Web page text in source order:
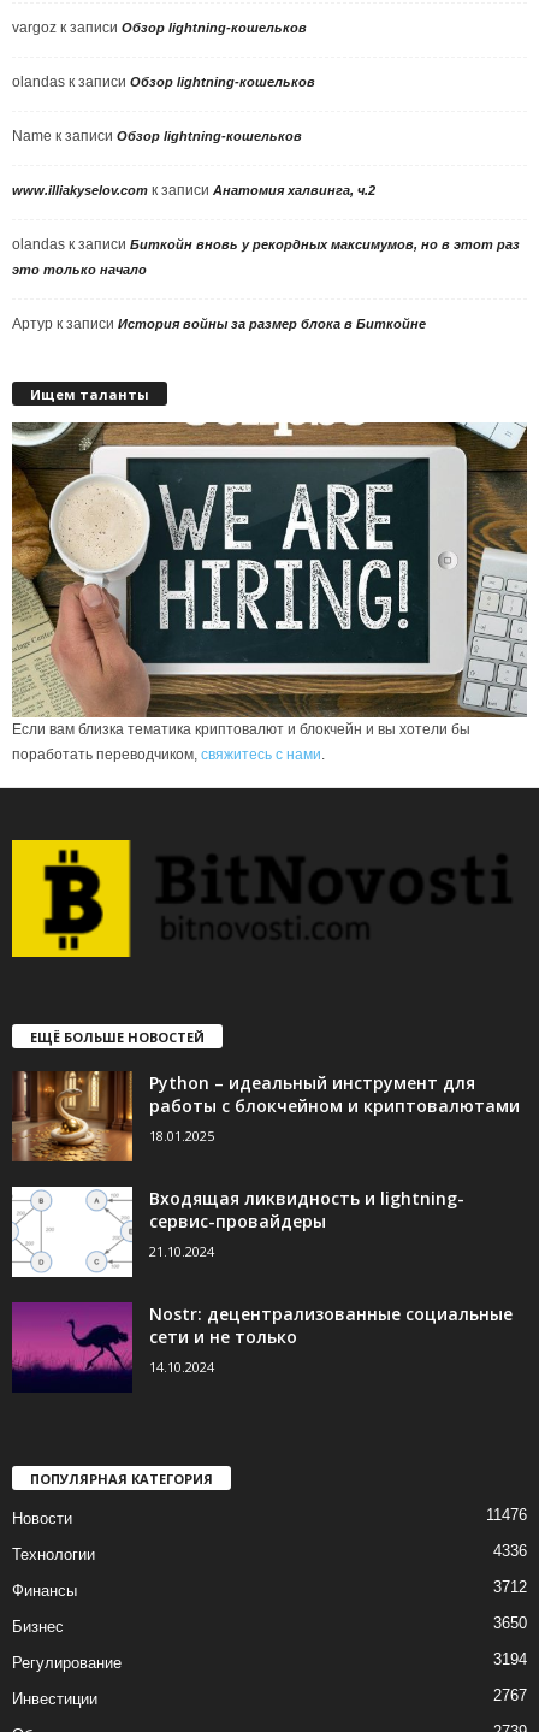
vargoz к записи Обзор lightning-кошельков
olandas к записи Обзор lightning-кошельков
Name к записи Обзор lightning-кошельков
www.illiakyselov.com к записи Анатомия халвинга, ч.2
olandas к записи Биткойн вновь у рекордных максимумов, но в этот раз
это только начало
Артур к записи История войны за размер блока в Биткойне
Ищем таланты
Если вам близка тематика криптовалют и блокчейн и вы хотели бы
поработать переводчиком, свяжитесь с нами.
ЕЩЁ БОЛЬШЕ НОВОСТЕЙ
Python – идеальный инструмент для
работы с блокчейном и криптовалютами
18.01.2025
Входящая ликвидность и lightning-
сервис-провайдеры
21.10.2024
Nostr: децентрализованные социальные
сети и не только
14.10.2024
ПОПУЛЯРНАЯ КАТЕГОРИЯ
Новости 11476
Технологии 4336
Финансы 3712
Бизнес 3650
Регулирование 3194
Инвестиции 2767